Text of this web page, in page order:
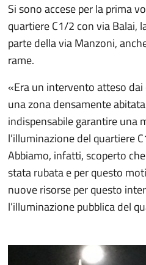
Si sono accese per la prima
quartiere C1/2 con via Balai,
parte della via Manzoni,
rame.
«Era un intervento atteso
una zona densamente
indispensabile garantire una
l’illuminazione del quartiere
Abbiamo, infatti, scoperto
stata rubata e per questo
nuove risorse per questo
l’illuminazione pubblica del